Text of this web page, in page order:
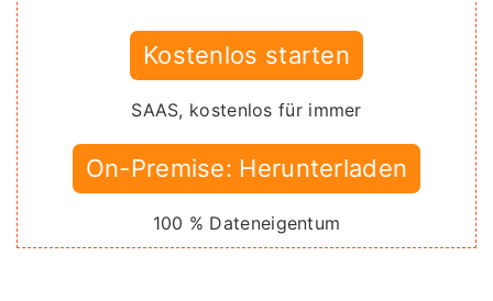
Kostenlos starten
SAAS, kostenlos für immer
On-Premise: Herunterladen
100 % Dateneigentum